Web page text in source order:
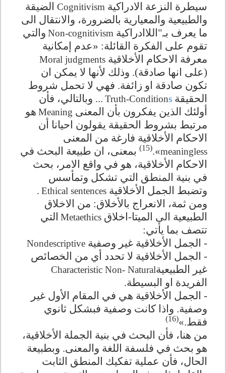
سيطرة النزعة الادراكية Cognitivism الضيقة
والطبيعية والمعيارية بالضرورة، والانتقال الى
ما يعرف بـ"اللاادراكية Non-cognitivism والتي
تقوم على الفكرة القائلة: «عدم إمكانية
معرفة الاحكام الأخلاقية Moral judgments
(على انها صادقة). وذلك لأنها لا يمكن ان
تكون صادقة او زائفة. فهي لا تحمل شروط
الحقيقة
Truth-Conditions
... وبالتالي، فأن
أولئك الذين يفكرون بأن المعنى Meaning هو
مرتبط بشروط الحقيقة يقولون احيانا أن
الاحكام الأخلاقية فارغة من المعنى
meaningless
».
(15)
بمعنى، ان طبيعة البحث في
الاحكام الأخلاقية، هو في واقع الامر، بحث
في بنية المنطق التي تشكل وتمأسس
وتضبط الجمل الأخلاقية Ethical sentences
.
ومن ثمة، الانعراج بالأخلاق: من الاخلاق
الطبيعية الى الميتا-اخلاق Metaethics التي
تتصف بما يأتي:
- الجمل الأخلاقية غير وصفية Nondescriptive
- الجمل الأخلاقية لا تحدد أي من الخصائص
غير الطبيعيةCharacteristic Non- Natural
الفريدة او البسيطة.
- الجمل الأخلاقية هي في المقام الأول غير
وصفية. واذا كانت وصفية فبشكل ثانوي
فقط.»(16)
من هنا، فأن البحث في بنية الجملة الأخلاقية،
هو بحث في فلسفة اللغة والمعنى. وبطبيعة
الحال، فأن عملية تفكيك المنطق الثابت